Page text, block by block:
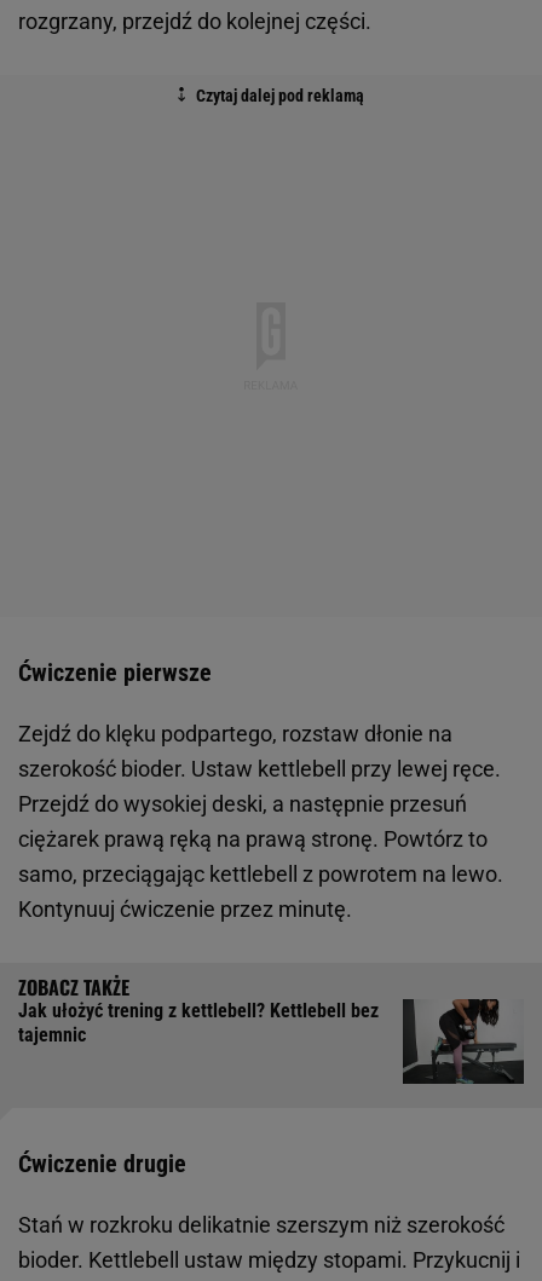
rozgrzany, przejdź do kolejnej części.
Ćwiczenie pierwsze
Zejdź do klęku podpartego, rozstaw dłonie na
szerokość bioder. Ustaw kettlebell przy lewej ręce.
Przejdź do wysokiej deski, a następnie przesuń
ciężarek prawą ręką na prawą stronę. Powtórz to
samo, przeciągając kettlebell z powrotem na lewo.
Kontynuuj ćwiczenie przez minutę.
Jak ułożyć trening z kettlebell? Kettlebell bez
tajemnic
Ćwiczenie drugie
Stań w rozkroku delikatnie szerszym niż szerokość
bioder. Kettlebell ustaw między stopami. Przykucnij i